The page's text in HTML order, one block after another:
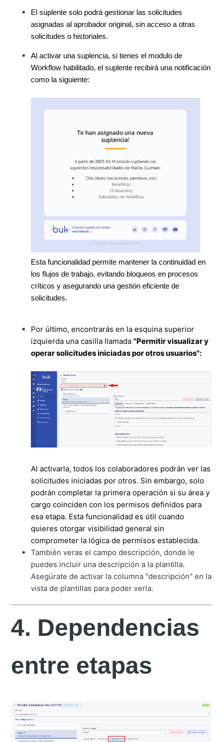
El suplente solo podrá gestionar las solicitudes
asignadas al aprobador original, sin acceso a otras
solicitudes o historiales.
Al activar una suplencia, si tienes el modulo de
Workflow habilitado, el suplente recibirá una notificación
como la siguiente:
Esta funcionalidad permite mantener la continuidad en
los flujos de trabajo, evitando bloqueos en procesos
críticos y asegurando una gestión eficiente de
solicitudes.
Por último, encontrarás en la esquina superior
izquierda una casilla llamada"Permitir visualizar y
operar solicitudes iniciadas por otros usuarios":
Al activarla, todos los colaboradores podrán ver las
solicitudes iniciadas por otros. Sin embargo, solo
podrán completar la primera operación si su área y
cargo coinciden con los permisos definidos para
esa etapa. Esta funcionalidad es útil cuando
quieres otorgar visibilidad general sin
comprometer la lógica de permisos establecida.
También veras el campo descripción, donde le
puedes incluir una descripción a la plantilla.
Asegúrate de activar la columna "descripción" en la
vista de plantillas para poder verla.
4. Dependencias
entre etapas